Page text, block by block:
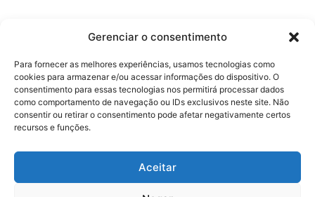
Gerenciar o consentimento
Para fornecer as melhores experiências, usamos tecnologias como
cookies para armazenar e/ou acessar informações do dispositivo. O
consentimento para essas tecnologias nos permitirá processar dados
como comportamento de navegação ou IDs exclusivos neste site. Não
consentir ou retirar o consentimento pode afetar negativamente certos
recursos e funções.
Aceitar
No posts to display